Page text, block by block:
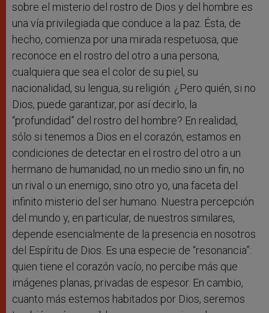
sobre el misterio del rostro de Dios y del hombre es
una vía privilegiada que conduce a la paz. Ésta, de
hecho, comienza por una mirada respetuosa, que
reconoce en el rostro del otro a una persona,
cualquiera que sea el color de su piel, su
nacionalidad, su lengua, su religión. ¿Pero quién, si no
Dios, puede garantizar, por así decirlo, la
“profundidad” del rostro del hombre? En realidad,
sólo si tenemos a Dios en el corazón, estamos en
condiciones de detectar en el rostro del otro a un
hermano de humanidad, no un medio sino un fin, no
un rival o un enemigo, sino otro yo, una faceta del
infinito misterio del ser humano. Nuestra percepción
del mundo y, en particular, de nuestros similares,
depende esencialmente de la presencia en nosotros
del Espíritu de Dios. Es una especie de “resonancia”:
quien tiene el corazón vacío, no percibe más que
imágenes planas, privadas de espesor. En cambio,
cuanto más estemos habitados por Dios, seremos